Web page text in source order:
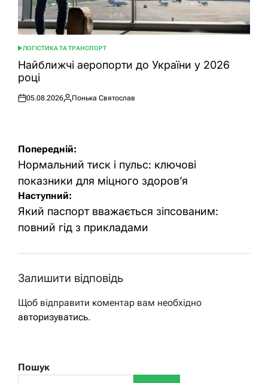
ОПУБЛІКУВАТИ
У
ЛОГІСТИКА ТА ТРАНСПОРТ
Найближчі аеропорти до України у 2026
році
Оприлюднено
05.08.2026
Опубліковано
Понька Святослав
Навігація
записів
Попередній:
Нормальний тиск і пульс: ключові
показники для міцного здоров’я
Наступний:
Який паспорт вважається зіпсованим:
повний гід з прикладами
Залишити відповідь
Щоб відправити коментар вам необхідно
авторизуватись.
Пошук